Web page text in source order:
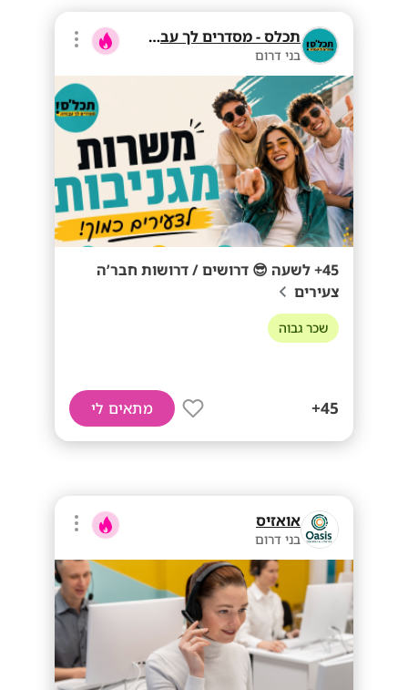
תכלס - מסדרים לך עבודה
בני דרום
45+ לשעה 😎 דרושים / דרושות חבר’ה
צעירים
שכר גבוה
45+ מתאים לי
אואזיס
בני דרום